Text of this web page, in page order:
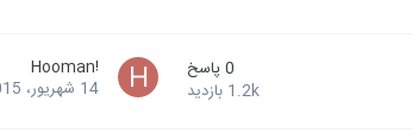
0 پاسخ
1.2k بازدید
!Hooman
14 شهریور، 2015